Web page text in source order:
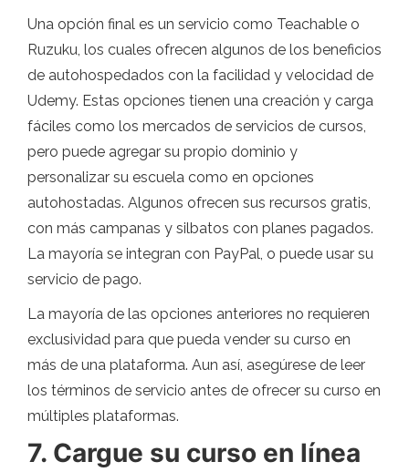
Una opción final es un servicio como Teachable o
Ruzuku, los cuales ofrecen algunos de los beneficios
de autohospedados con la facilidad y velocidad de
Udemy. Estas opciones tienen una creación y carga
fáciles como los mercados de servicios de cursos,
pero puede agregar su propio dominio y
personalizar su escuela como en opciones
autohostadas. Algunos ofrecen sus recursos gratis,
con más campanas y silbatos con planes pagados.
La mayoría se integran con PayPal, o puede usar su
servicio de pago.
La mayoría de las opciones anteriores no requieren
exclusividad para que pueda vender su curso en
más de una plataforma. Aun así, asegúrese de leer
los términos de servicio antes de ofrecer su curso en
múltiples plataformas.
7. Cargue su curso en línea